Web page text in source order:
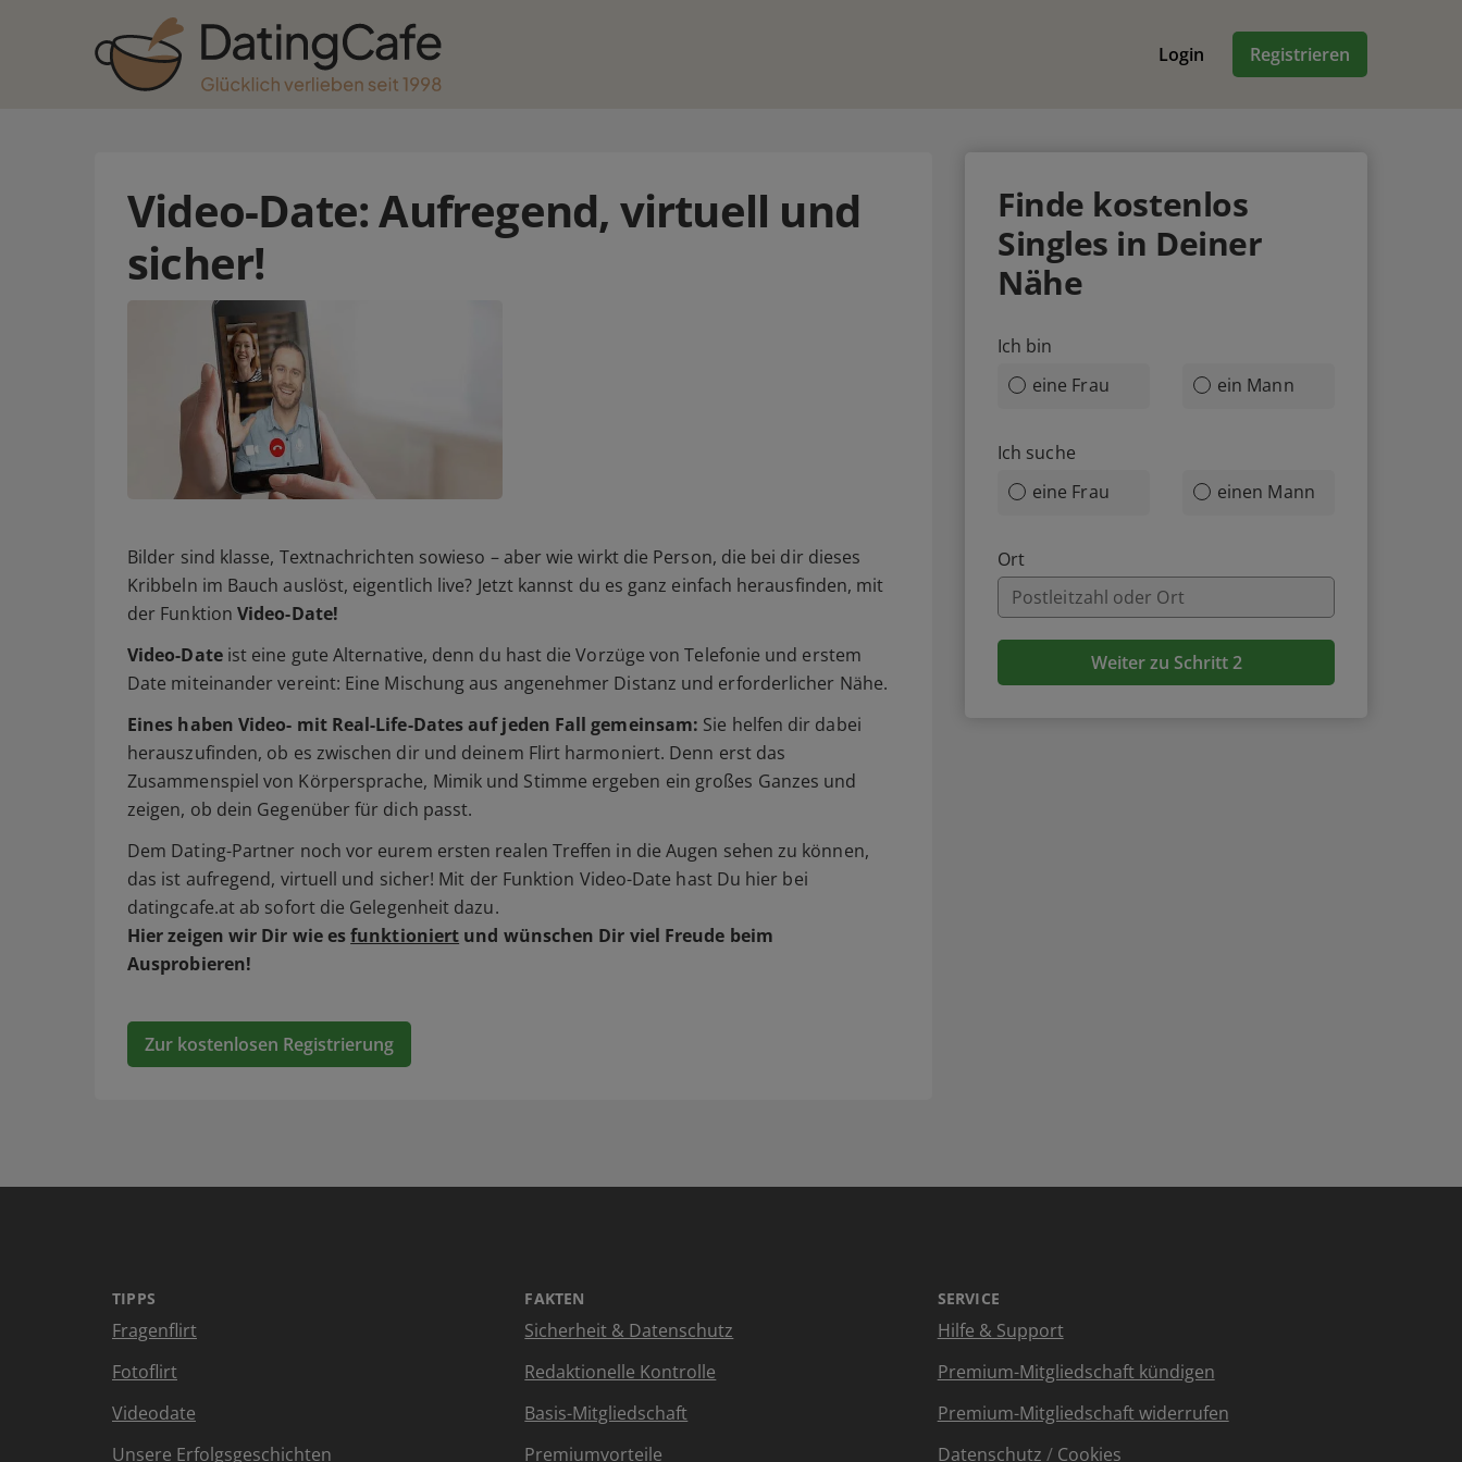
Login Registrieren
Video-Date: Aufregend, virtuell und
sicher!
Bilder sind klasse, Textnachrichten sowieso – aber wie wirkt die Person, die bei dir dieses
Kribbeln im Bauch auslöst, eigentlich live? Jetzt kannst du es ganz einfach herausfinden, mit
der FunktionVideo-Date!
Video-Dateist eine gute Alternative, denn du hast die Vorzüge von Telefonie und erstem
Date miteinander vereint: Eine Mischung aus angenehmer Distanz und erforderlicher Nähe.
Eines haben Video- mit Real-Life-Dates auf jeden Fall gemeinsam: Sie helfen dir dabei
herauszufinden, ob es zwischen dir und deinem Flirt harmoniert. Denn erst das
Zusammenspiel von Körpersprache, Mimik und Stimme ergeben ein großes Ganzes und
zeigen, ob dein Gegenüber für dich passt.
Dem Dating-Partner noch vor eurem ersten realen Treffen in die Augen sehen zu können,
das ist aufregend, virtuell und sicher! Mit der Funktion Video-Date hast Du hier bei
datingcafe.at ab sofort die Gelegenheit dazu.
Hier zeigen wir Dir wie esfunktioniert und wünschen Dir viel Freude beim
Ausprobieren!
Zur kostenlosen Registrierung
Finde kostenlos
Singles in Deiner
Nähe
Ich bin
eine Frau
ein Mann
Ich suche
eine Frau
einen Mann
Ort
Weiter zu Schritt 2
TIPPS
Fragenflirt
Fotoflirt
Videodate
Unsere Erfolgsgeschichten
FAKTEN
Sicherheit & Datenschutz
Redaktionelle Kontrolle
Basis-Mitgliedschaft
Premiumvorteile
SERVICE
Hilfe & Support
Premium-Mitgliedschaft kündigen
Premium-Mitgliedschaft widerrufen
Datenschutz / Cookies